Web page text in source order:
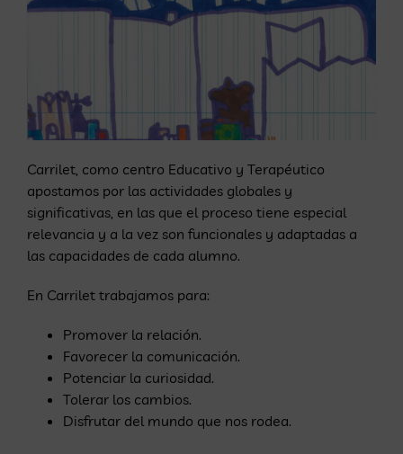
Carrilet, como centro Educativo y Terapéutico
apostamos por las actividades globales y
significativas, en las que el proceso tiene especial
relevancia y a la vez son funcionales y adaptadas a
las capacidades de cada alumno.
En Carrilet trabajamos para:
Promover la relación.
Favorecer la comunicación.
Potenciar la curiosidad.
Tolerar los cambios.
Disfrutar del mundo que nos rodea.